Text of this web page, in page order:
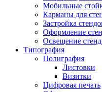
Мобильные
Карманы для
Застройка
Оформление
Освещение
Типография
Полиграфия
Листовки
Визитки
Цифровая печать